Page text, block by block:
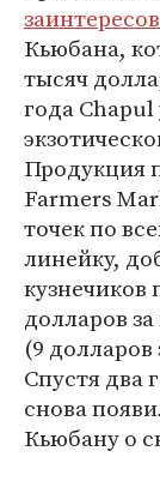
Кьюбана,
тысяч
года Chapul
Продукция
Farmers
точек по
линейку,
кузнечиков
долларов
(9 долларов
Спустя два
снова
Кьюбану о